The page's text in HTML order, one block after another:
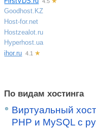
Goodhost.KZ
Host-for.net
Hostzealot.ru
Hyperhost.ua
ihor.ru
4.1 ★
По видам хостинга
Виртуальный
PHP и MySQL с